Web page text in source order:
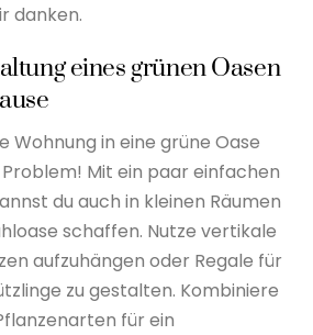
danken.
eines grünen Oasen
Wohnung in eine grüne Oase
Mit ein paar einfachen
du auch in kleinen Räumen
schaffen. Nutze vertikale
aufzuhängen oder Regale für
zu gestalten. Kombiniere
für ein